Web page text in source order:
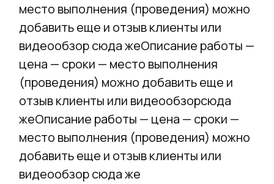
место выполнения (проведения) можно
добавить еще и отзыв клиенты или
видеообзор сюда жеОписание работы —
цена — сроки — место выполнения
(проведения) можно добавить еще и
отзыв клиенты или видеообзорсюда
жеОписание работы — цена — сроки —
место выполнения (проведения) можно
добавить еще и отзыв клиенты или
видеообзор сюда же